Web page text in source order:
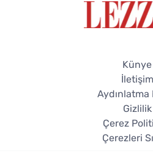
Künye
İletişim
Aydınlatma
Gizlilik
Çerez
Çerezleri